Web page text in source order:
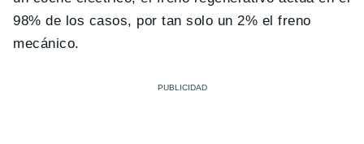
98% de los casos, por tan solo un 2% el freno
mecánico.